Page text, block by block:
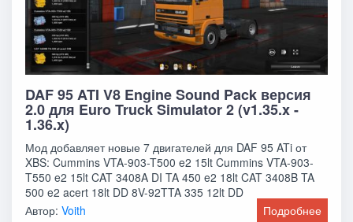
DAF 95 ATI V8 Engine Sound Pack версия
2.0 для Euro Truck Simulator 2 (v1.35.x -
1.36.x)
Мод добавляет новые 7 двигателей для DAF 95 ATi от
XBS: Cummins VTA-903-T500 e2 15lt Cummins VTA-903-
T550 e2 15lt CAT 3408A DI TA 450 e2 18lt CAT 3408B TA
500 e2 acert 18lt DD 8V-92TTA 335 12lt DD
Автор:Voith Подробнее